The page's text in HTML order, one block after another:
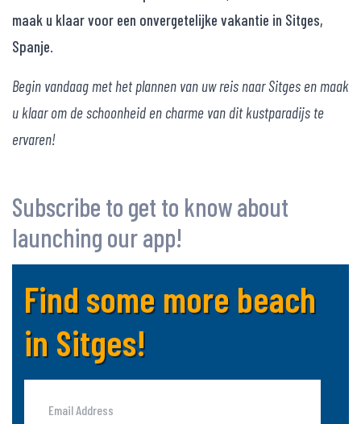
maak u klaar voor een onvergetelijke vakantie in Sitges,
Spanje.
Begin vandaag met het plannen van uw reis naar Sitges en maak
u klaar om de schoonheid en charme van dit kustparadijs te
ervaren!
Subscribe to get to know about
launching our app!
Find some more beach
in Sitges!